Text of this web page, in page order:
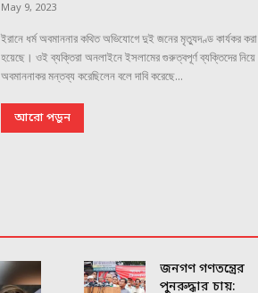
May 9, 2023
ইরানে ধর্ম অবমাননার কথিত অভিযোগে দুই জনের মৃত্যুদণ্ড কার্যকর করা
হয়েছে। ওই ব্যক্তিরা অনলাইনে ইসলামের গুরুত্বপূর্ণ ব্যক্তিদের নিয়ে
অবমাননাকর মন্তব্য করেছিলেন বলে দাবি করেছে...
আরো পড়ুন
জনগণ গণতন্ত্রের
পুনরুদ্ধার চায়: